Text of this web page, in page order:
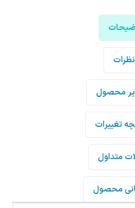
نظرات
محصول
تغییرات
متداول
محصول